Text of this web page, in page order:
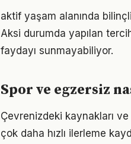
aktif yaşam alanında
Aksi durumda yapılan
faydayı sunmayabiliyor.
Spor ve egzersiz
Çevrenizdeki kaynakları
çok daha hızlı ilerleme